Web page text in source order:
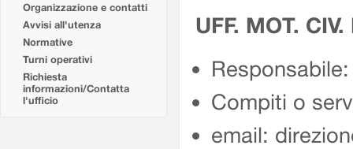
Organizzazione e contatti
Avvisi all'utenza
Normative
Turni operativi
Richiesta
informazioni/Contatta
l'ufficio
UFF. MOT.
Compiti o
email: